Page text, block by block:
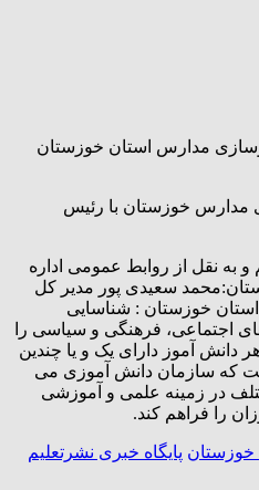
مدارس استان خوزستان
خوزستان با رئیس
به نقل از روابط عمومی اداره
سعیدی پور مدیر کل
خوزستان : شناسایی
اجتماعی، فرهنگی و سیاسی را
دانش آموز دارای یک و یا چندین
که سازمان دانش آموزی می
در زمینه علمی و آموزشی
را فراهم کند.
خوزستان پایگاه خبری نشرتعلیم